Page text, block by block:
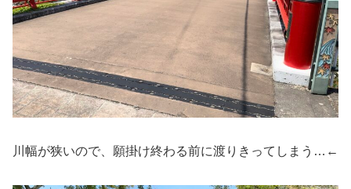
川幅が狭いので、願掛け終わる前に渡りきってしまう…←